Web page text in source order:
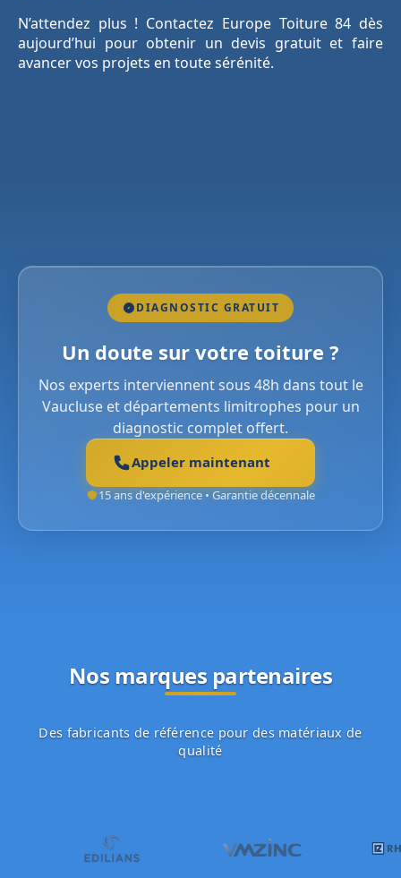
N’attendez plus ! Contactez Europe Toiture 84 dès
aujourd’hui pour obtenir un devis gratuit et faire
avancer vos projets en toute sérénité.
DIAGNOSTIC GRATUIT
Un doute sur votre toiture ?
Nos experts interviennent sous 48h dans tout le
Vaucluse et départements limitrophes pour un
diagnostic complet offert.
Appeler maintenant
15 ans d'expérience • Garantie décennale
Nos marques partenaires
Des fabricants de référence pour des matériaux de
qualité